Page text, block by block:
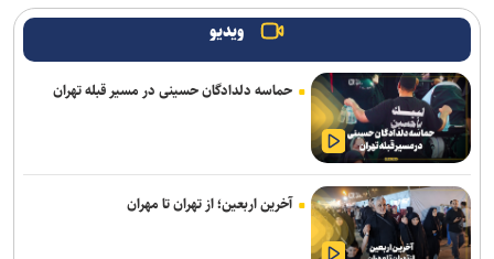
۱۰ ماه انزوا در جنوبگان راز کار تیمی برای سفر به مریخ را آشکار کرد
پوکو
سهم ایران از «ابر ال‌نینو» احتمال افزایش بارش است نه تضمین پایان
خشکسالی
با پیشرفت فناوری، درمان‌ها دیگر برای همه یکسان نیستند
ویدیو
حماسه دلدادگان حسینی در مسیر قبله تهران
آخرین اربعین؛ از تهران تا مهران